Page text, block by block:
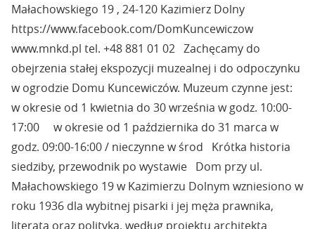
Małachowskiego 19 , 24-120 Kazimierz Dolny
https://www.facebook.com/DomKuncewiczow
www.mnkd.pl tel. +48 881 01 02 Zachęcamy do
obejrzenia stałej ekspozycji muzealnej i do odpoczynku
w ogrodzie Domu Kuncewiczów. Muzeum czynne jest:
w okresie od 1 kwietnia do 30 września w godz. 10:00-
17:00 w okresie od 1 października do 31 marca w
godz. 09:00-16:00 / nieczynne w środ Krótka historia
siedziby, przewodnik po wystawie Dom przy ul.
Małachowskiego 19 w Kazimierzu Dolnym wzniesiono w
roku 1936 dla wybitnej pisarki i jej męża prawnika,
literata oraz polityka, według projektu architekta